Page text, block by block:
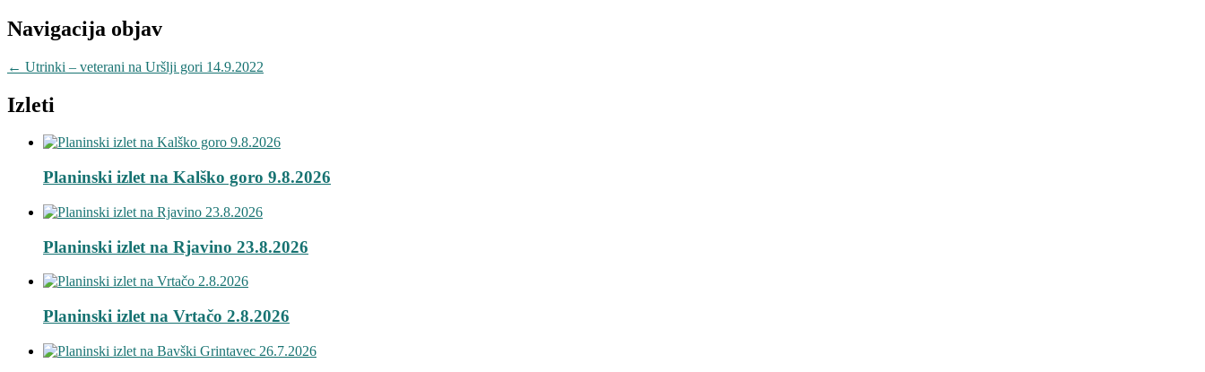
Navigacija objav
← Utrinki – veterani na Uršlji gori 14.9.2022
Izleti
Planinski izlet na Kalško goro 9.8.2026
Planinski izlet na Rjavino 23.8.2026
Planinski izlet na Vrtačo 2.8.2026